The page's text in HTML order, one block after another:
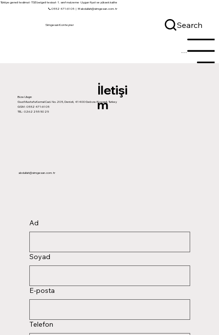
Simgesan Konteyner Search
Menu
Türkiye geneli teslimat · TSE belgeli tesisat · 1. sınıf malzeme · Uygun fiyat ve yüksek kalite
📞 0552 471 61 05 |✉ abdullah@simgesan.com.tr
Bize Ulaşın
Gazi Mustafa Kemal Cad. No.205, Denizli, 41400 Gebze/Kocaeli, Turkey
GSM : 0552 471 61 05
TEL : 0262 255 50 25
abdullah@simgesan.com.tr
İletişi
m
Ad
Soyad
E-posta
Telefon